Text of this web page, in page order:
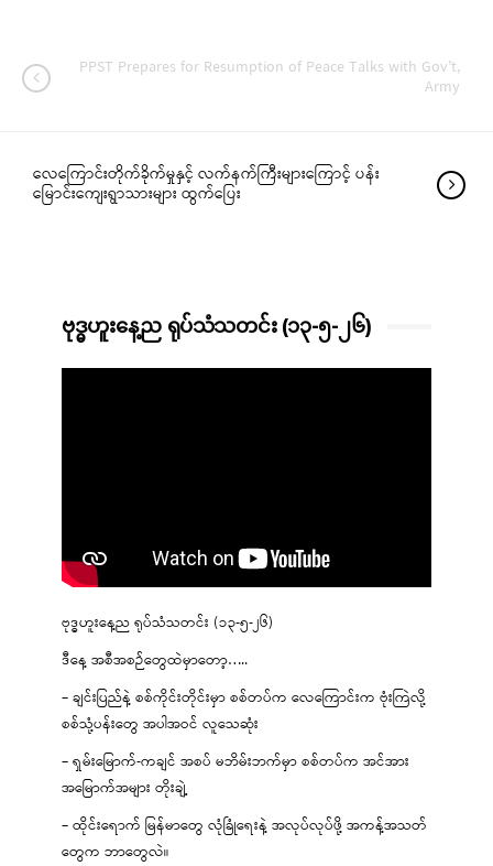
PPST Prepares for Resumption of Peace Talks with Gov’t,
Army
လေကြောင်းတိုက်ခိုက်မှုနှင့် လက်နက်ကြီးများကြောင့် ပန်း
မြောင်းကျေးရွာသားများ ထွက်ပြေး
ဗုဒ္ဓဟူးနေ့ည ရုပ်သံသတင်း (၁၃-၅-၂၆)
ဗုဒ္ဓဟူးနေ့ည ရုပ်သံသတင်း (၁၃-၅-၂၆)
ဒီနေ့ အစီအစဉ်တွေထဲမှာတော့…..
– ချင်းပြည်နဲ့ စစ်ကိုင်းတိုင်းမှာ စစ်တပ်က လေကြောင်းက ဗုံးကြဲလို့
စစ်သုံ့ပန်းတွေ အပါအဝင် လူသေဆုံး
– ရှမ်းမြောက်-ကချင် အစပ် မဘိမ်းဘက်မှာ စစ်တပ်က အင်အား
အမြောက်အများ တိုးချဲ့
– ထိုင်းရောက် မြန်မာတွေ လုံခြုံရေးနဲ့ အလုပ်လုပ်ဖို့ အကန့်အသတ်
တွေက ဘာတွေလဲ။